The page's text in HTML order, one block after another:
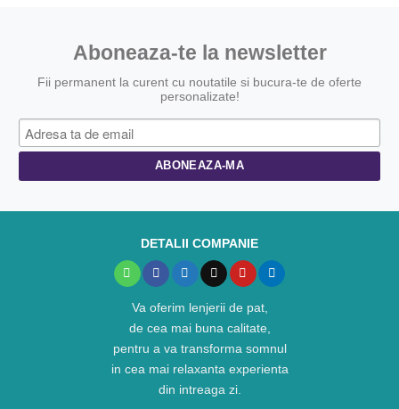
Aboneaza-te la newsletter
Fii permanent la curent cu noutatile si bucura-te de oferte
personalizate!
DETALII COMPANIE
Va oferim lenjerii de pat,
de cea mai buna calitate,
pentru a va transforma somnul
in cea mai relaxanta experienta
din intreaga zi.